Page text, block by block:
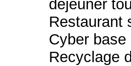
déjeuner
Restaurant
Cyber base
Recyclage